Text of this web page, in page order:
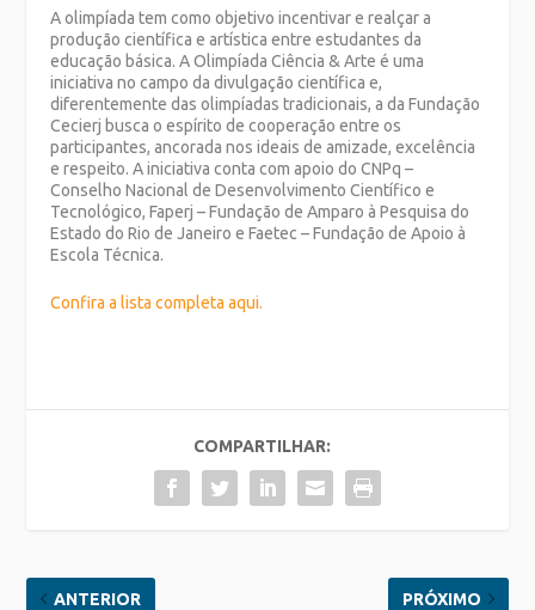
A olimpíada tem como objetivo incentivar e realçar a
produção científica e artística entre estudantes da
educação básica. A Olimpíada Ciência & Arte é uma
iniciativa no campo da divulgação científica e,
diferentemente das olimpíadas tradicionais, a da Fundação
Cecierj busca o espírito de cooperação entre os
participantes, ancorada nos ideais de amizade, excelência
e respeito. A iniciativa conta com apoio do CNPq –
Conselho Nacional de Desenvolvimento Científico e
Tecnológico, Faperj – Fundação de Amparo à Pesquisa do
Estado do Rio de Janeiro e Faetec – Fundação de Apoio à
Escola Técnica.
Confira a lista completa aqui.
COMPARTILHAR:
ANTERIOR PRÓXIMO